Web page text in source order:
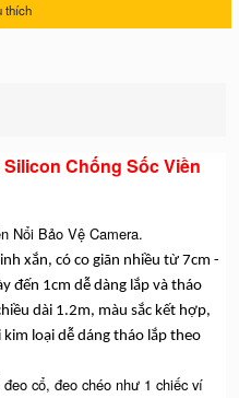
thích
Chống Sốc Viền
Nổi Bảo Vệ Camera.
xắn, có co giãn nhiều từ 7cm -
đến 1cm dễ dàng lắp và tháo
dài 1.2m, màu sắc kết hợp,
loại dễ dáng tháo lắp theo
cổ, đeo chéo như 1 chiếc ví